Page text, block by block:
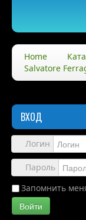
О нас
Доставка
Обзоры
Каталог
Контакты
Home
Salvatore
ВХОД
Логин
Пароль
Запомнить
Войти